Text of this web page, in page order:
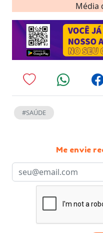
Média
#SAÚDE
Me envie